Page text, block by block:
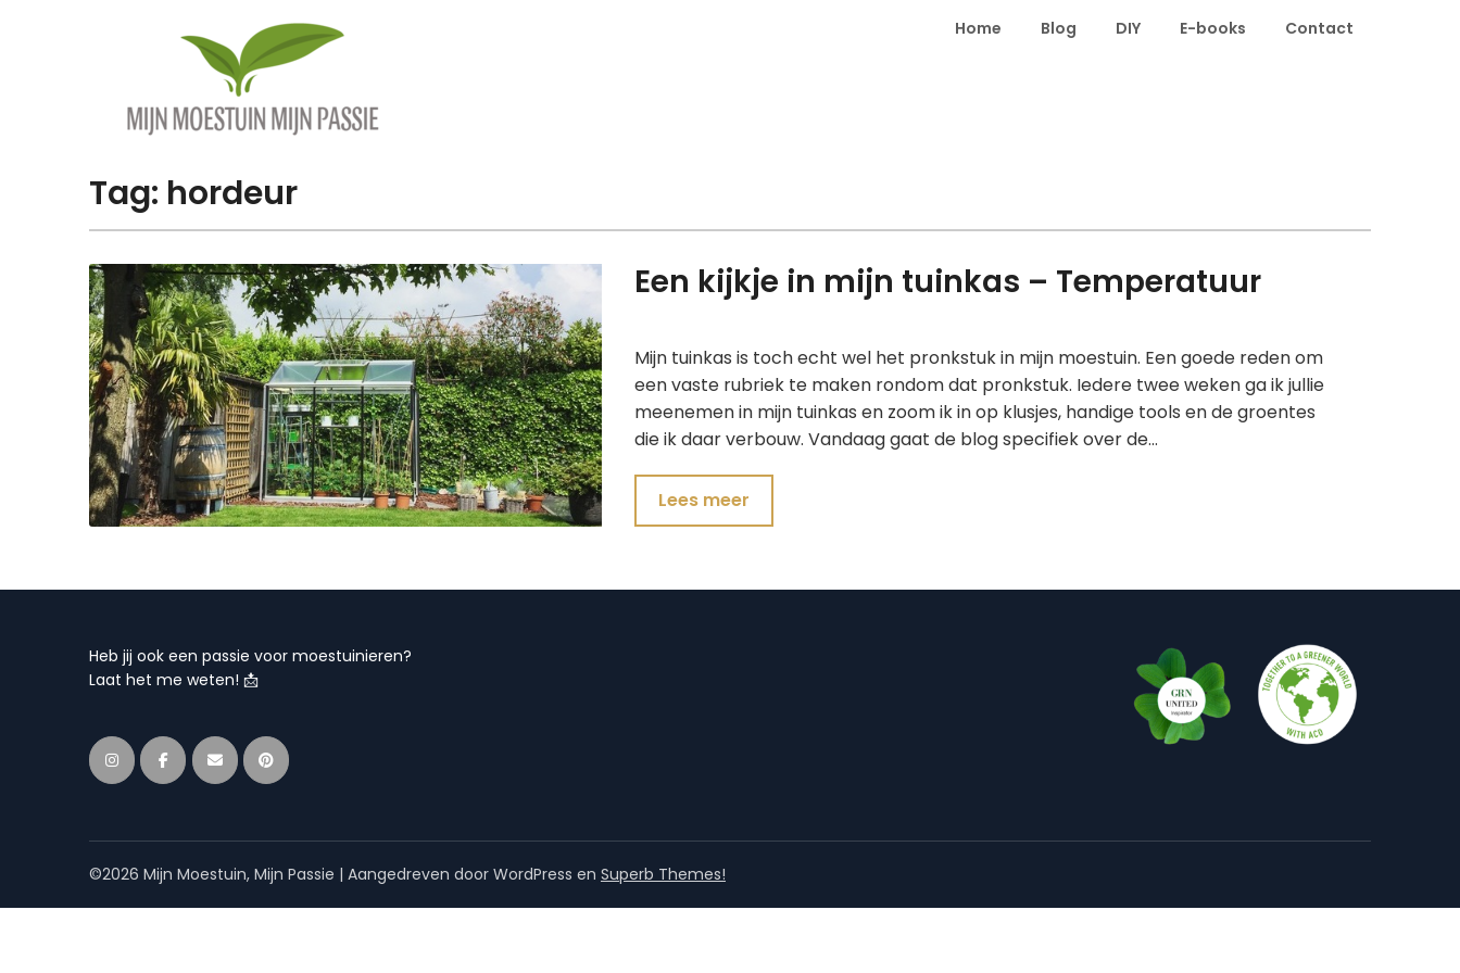
Home Blog DIY E-books Contact
Tag: hordeur
Een kijkje in mijn tuinkas – Temperatuur
Mijn tuinkas is toch echt wel het pronkstuk in mijn moestuin. Een goede reden om
een vaste rubriek te maken rondom dat pronkstuk. Iedere twee weken ga ik jullie
meenemen in mijn tuinkas en zoom ik in op klusjes, handige tools en de groentes
die ik daar verbouw. Vandaag gaat de blog specifiek over de…
Lees meer
Heb jij ook een passie voor moestuinieren?
Laat het me weten! 📩
©2026 Mijn Moestuin, Mijn Passie | Aangedreven door WordPress en Superb Themes!